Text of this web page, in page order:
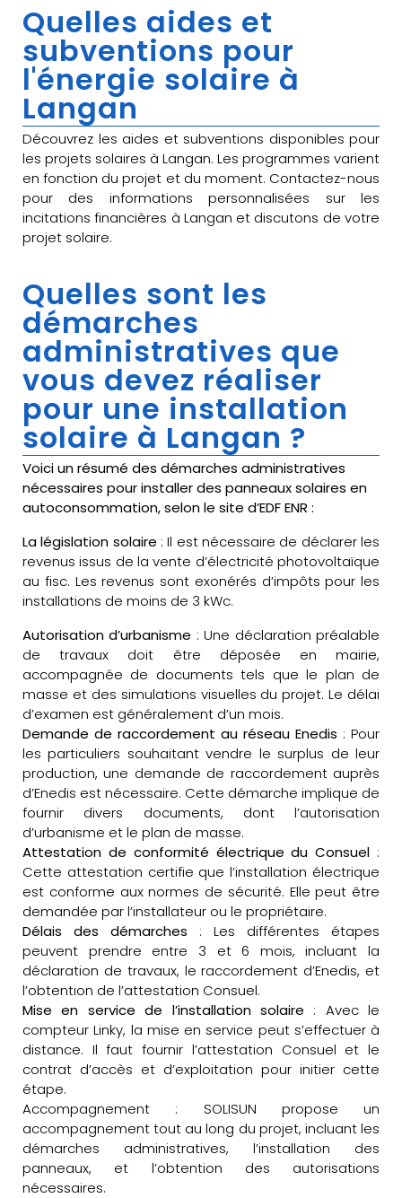
Quelles aides et
subventions pour
l'énergie solaire à
Langan
Découvrez les aides et subventions disponibles pour
les projets solaires à Langan. Les programmes varient
en fonction du projet et du moment. Contactez-nous
pour des informations personnalisées sur les
incitations financières à Langan et discutons de votre
projet solaire.
Quelles sont les
démarches
administratives que
vous devez réaliser
pour une installation
solaire à Langan ?
Voici un résumé des démarches administratives
nécessaires pour installer des panneaux solaires en
autoconsommation, selon le site d’EDF ENR :
La législation solaire : Il est nécessaire de déclarer les
revenus issus de la vente d’électricité photovoltaïque
au fisc. Les revenus sont exonérés d’impôts pour les
installations de moins de 3 kWc.
Autorisation d’urbanisme : Une déclaration préalable
de travaux doit être déposée en mairie,
accompagnée de documents tels que le plan de
masse et des simulations visuelles du projet. Le délai
d’examen est généralement d’un mois.
Demande de raccordement au réseau Enedis : Pour
les particuliers souhaitant vendre le surplus de leur
production, une demande de raccordement auprès
d’Enedis est nécessaire. Cette démarche implique de
fournir divers documents, dont l’autorisation
d’urbanisme et le plan de masse.
Attestation de conformité électrique du Consuel :
Cette attestation certifie que l’installation électrique
est conforme aux normes de sécurité. Elle peut être
demandée par l’installateur ou le propriétaire.
Délais des démarches : Les différentes étapes
peuvent prendre entre 3 et 6 mois, incluant la
déclaration de travaux, le raccordement d’Enedis, et
l’obtention de l’attestation Consuel.
Mise en service de l’installation solaire : Avec le
compteur Linky, la mise en service peut s’effectuer à
distance. Il faut fournir l’attestation Consuel et le
contrat d’accès et d’exploitation pour initier cette
étape.
Accompagnement : SOLISUN propose un
accompagnement tout au long du projet, incluant les
démarches administratives, l’installation des
panneaux, et l’obtention des autorisations
nécessaires.